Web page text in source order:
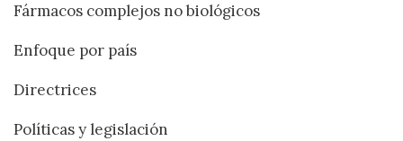
Fármacos complejos no biológicos
Enfoque por país
Directrices
Políticas y legislación